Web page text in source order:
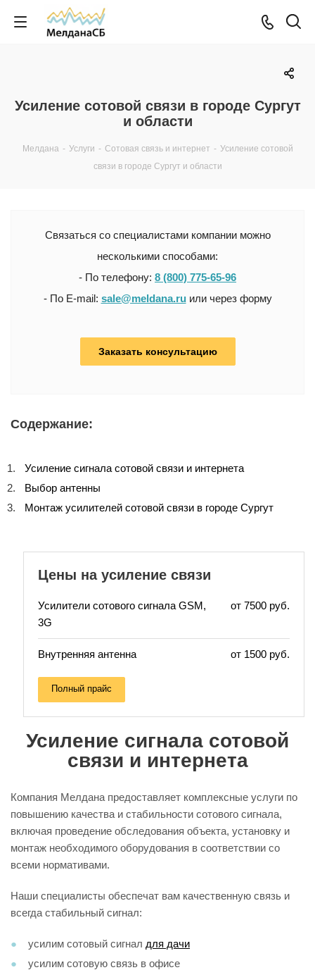
Усиление сотовой связи в городе Сургут
и области
Мелдана - Услуги - Сотовая связь и интернет - Усиление сотовой
связи в городе Сургут и области
Связаться со специалистами компании можно
несколькими способами:
- По телефону: 8 (800) 775-65-96
- По E-mail: sale@meldana.ruили через форму
Заказать консультацию
Содержание:
Усиление сигнала сотовой связи и интернета
Выбор антенны
Монтаж усилителей сотовой связи в городе Сургут
Цены на усиление связи
Усилители сотового сигнала GSM,
3G
от 7500 руб.
Внутренняя антенна от 1500 руб.
Полный прайс
Усиление сигнала сотовой
связи и интернета
Компания Мелдана предоставляет комплексные услуги по
повышению качества и стабильности сотового сигнала,
включая проведение обследования объекта, установку и
монтаж необходимого оборудования в соответствии со
всеми нормативами.
Наши специалисты обеспечат вам качественную связь и
всегда стабильный сигнал:
усилим сотовый сигнал для дачи
усилим сотовую связь в офисе